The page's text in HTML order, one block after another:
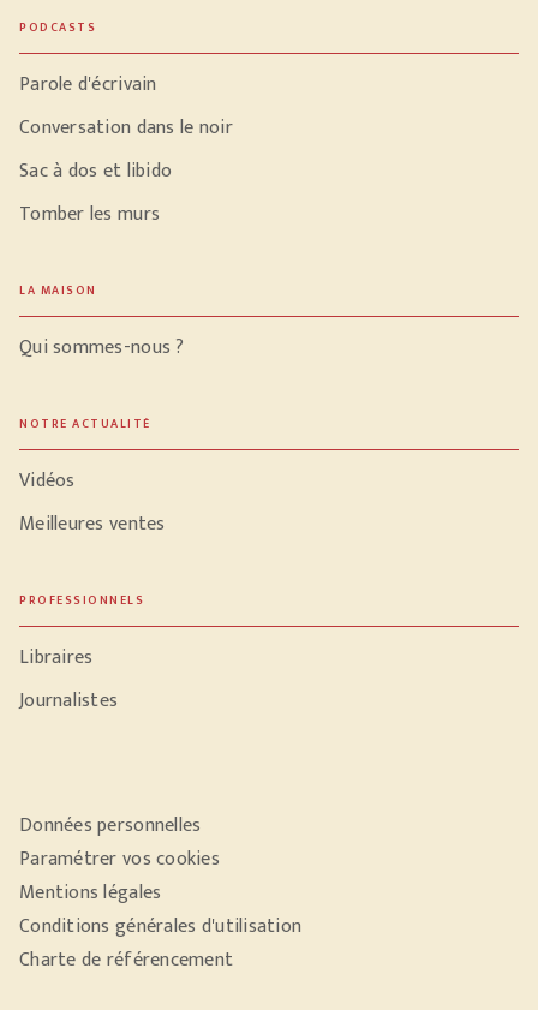
PODCASTS
Parole d'écrivain
Conversation dans le noir
Sac à dos et libido
Tomber les murs
LA MAISON
Qui sommes-nous ?
NOTRE ACTUALITÉ
Vidéos
Meilleures ventes
PROFESSIONNELS
Libraires
Journalistes
Données personnelles
Paramétrer vos cookies
Mentions légales
Conditions générales d'utilisation
Charte de référencement